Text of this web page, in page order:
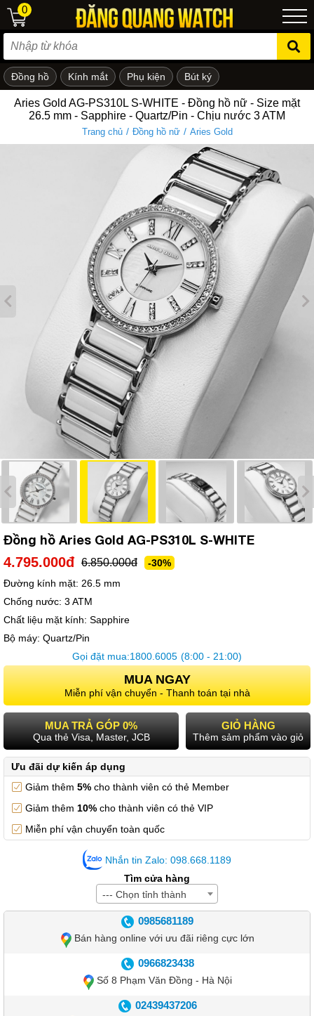
em
0
Đồng hồ Kính mắt Phụ kiện Bút ký
Aries Gold AG-PS310L S-WHITE - Đồng hồ nữ - Size mặt
26.5 mm - Sapphire - Quartz/Pin - Chịu nước 3 ATM
Trang chủ / Đồng hồ nữ / Aries Gold
Đồng hồ Aries Gold AG-PS310L S-WHITE
4.795.000đ 6.850.000đ
-30%
Đường kính mặt: 26.5 mm
Chống nước: 3 ATM
Chất liệu mặt kính: Sapphire
Bộ máy: Quartz/Pin
Gọi đặt mua:1800.6005 (8:00 - 21:00)
MUA NGAY
Miễn phí vận chuyển - Thanh toán tại nhà
MUA TRẢ GÓP 0%
Qua thẻ Visa, Master, JCB
GIỎ HÀNG
Thêm sảm phẩm vào giỏ
Ưu đãi dự kiến áp dụng
Giảm thêm 5% cho thành viên có thẻ Member
Giảm thêm 10% cho thành viên có thẻ VIP
Miễn phí vận chuyển toàn quốc
Nhắn tin Zalo: 098.668.1189
Tìm cửa hàng
--- Chọn tỉnh thành
0985681189
Bán hàng online với ưu đãi riêng cực lớn
0966823438
Số 8 Phạm Văn Đồng - Hà Nội
02439437206